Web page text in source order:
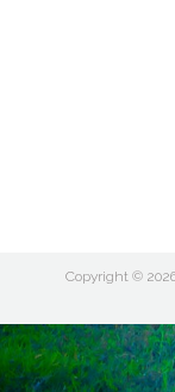
Copyright ©